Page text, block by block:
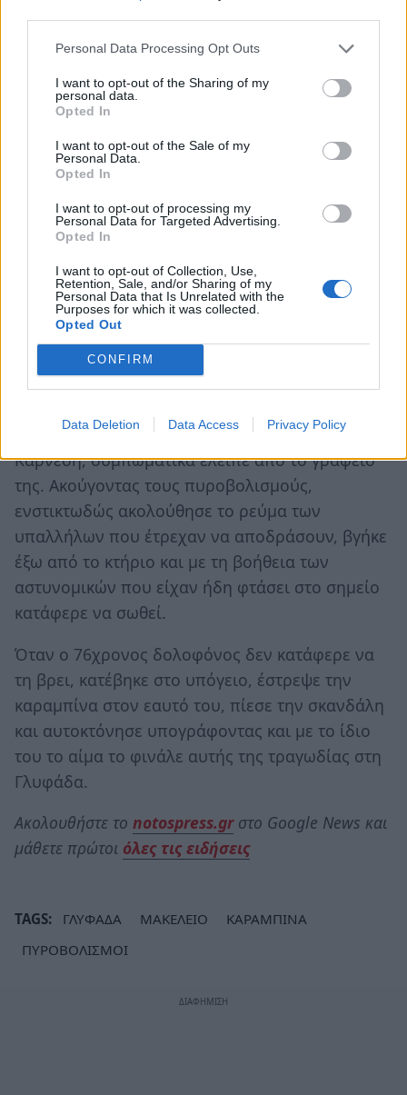
Personal Data Processing Opt Outs
I want to opt-out of the Sharing of my
personal data.
Opted In
I want to opt-out of the Sale of my
Personal Data.
Opted In
I want to opt-out of processing my
Personal Data for Targeted Advertising.
Opted In
I want to opt-out of Collection, Use,
Retention, Sale, and/or Sharing of my
Personal Data that Is Unrelated with the
Purposes for which it was collected.
Opted Out
CONFIRM
Data Deletion Data Access Privacy Policy
πρόσωπο με τη Μαρία Καρνέση, 77 ετών, και τον
άνδρα της αδερφής της, Αντώνη Βλασσάκη, 80
επαφής τη γυναίκα στο κεφάλι, ενώ πυροβόλησε
στο σώμα τον γαμπρό της και έναν πρώην
καπετάνιο, 75 ετών, τον Ηλία Κουκουλάρη ο
οποίος προσπάθησε να μπει στη μέση και να τον
αφοπλίσει.
Ακούγοντας τους τρεις πυροβολισμούς οι
περίπου 30 εργαζόμενοι που βρίσκονταν εκείνη
τη στιγμή στο κτήριο έτρεχαν αλλόφρονες για να
ξεφύγουν από τον Αιγύπτιο μακελάρη. Δυο
γυναίκες εργαζόμενες της ναυτιλιακής, πάνω
στον πανικό τους κρύφτηκαν στις τουαλέτες
ελπίζοντας ότι δεν θα τους βρει ο θάνατος.
Η συνιδιοκτήτρια της ναυτιλιακής Δέσποινα
Καρνέση, συμπωματικά έλειπε από το γραφείο
της. Ακούγοντας τους πυροβολισμούς,
ενστικτωδώς ακολούθησε το ρεύμα των
υπαλλήλων που έτρεχαν να αποδράσουν, βγήκε
έξω από το κτήριο και με τη βοήθεια των
αστυνομικών που είχαν ήδη φτάσει στο σημείο
κατάφερε να σωθεί.
Όταν ο 76χρονος δολοφόνος δεν κατάφερε να
τη βρει, κατέβηκε στο υπόγειο, έστρεψε την
καραμπίνα στον εαυτό του, πίεσε την σκανδάλη
και αυτοκτόνησε υπογράφοντας και με το ίδιο
του το αίμα το φινάλε αυτής της τραγωδίας στη
Γλυφάδα.
Ακολουθήστε το notospress.grστο Google News και
μάθετε πρώτοι όλες τις ειδήσεις
TAGS: ΓΛΥΦΑΔΑ ΜΑΚΕΛΕΙΟ
ΚΑΡΑΜΠΙΝΑ
ΠΥΡΟΒΟΛΙΣΜΟΙ